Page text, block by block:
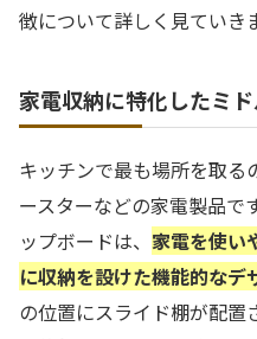
徴について詳しく見ていき
家電収納に特化したミ
キッチンで最も場所を取る
ースターなどの家電製品で
ップボードは、 家電を使い
に収納を設けた機能的なデ
の位置にスライド棚が配置